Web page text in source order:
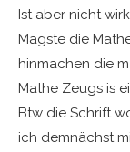
Ist aber nicht
Magste die
hinmachen die
Mathe Zeugs is
Btw die Schrift
ich demnächst